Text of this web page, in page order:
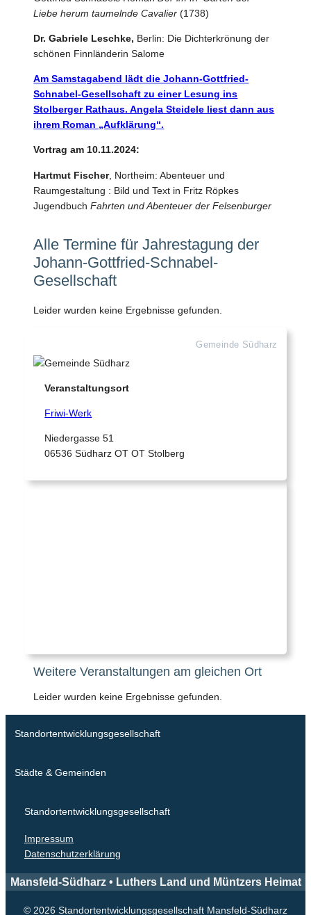
Liebe herum taumelnde Cavalier (1738)
Dr. Gabriele Leschke, Berlin: Die Dichterkrönung der
schönen Finnländerin Salome
Am Samstagabend lädt die Johann-Gottfried-
Schnabel-Gesellschaft zu einer Lesung ins
Stolberger Rathaus. Angela Steidele liest dann aus
ihrem Roman „Aufklärung“.
Vortrag am 10.11.2024:
Hartmut Fischer, Northeim: Abenteuer und
Raumgestaltung : Bild und Text in Fritz Röpkes
JugendbuchFahrten und Abenteuer der Felsenburger
Alle Termine für Jahrestagung der
Johann-Gottfried-Schnabel-
Gesellschaft
Leider wurden keine Ergebnisse gefunden.
Gemeinde Südharz
Veranstaltungsort
Friwi-Werk
Niedergasse 51
06536 Südharz OT OT Stolberg
Weitere Veranstaltungen am gleichen Ort
Leider wurden keine Ergebnisse gefunden.
Standortentwicklungsgesellschaft
Städte & Gemeinden
Standortentwicklungsgesellschaft
Impressum
Datenschutzerklärung
Mansfeld-Südharz • Luthers Land und Müntzers Heimat
© 2026 Standortentwicklungsgesellschaft Mansfeld-Südharz